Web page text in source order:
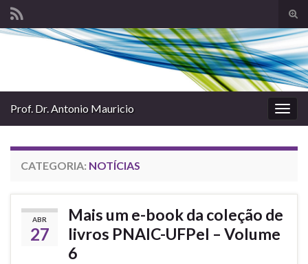
de
Search for:
Prof. Dr. Antonio Mauricio
CATEGORIA: NOTÍCIAS
ABR
27
Mais um e-book da coleção de
livros PNAIC-UFPel – Volume
6